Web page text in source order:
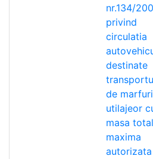
nr.134/
privind
circulatia
destinate
de
utilajeor
masa
maxima